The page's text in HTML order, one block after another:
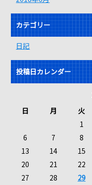
カテゴリー
日記
投稿日カレンダー
日
月 火
1
6
7 8
13
14 15
20
21 22
27
28 29